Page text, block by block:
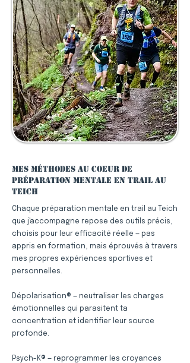
Mes méthodes au coeur de
préparation mentale en trail au
Teich
Chaque préparation mentale en trail au Teich
que j'accompagne repose des outils précis,
choisis pour leur efficacité réelle — pas
appris en formation, mais éprouvés à travers
mes propres expériences sportives et
personnelles.
Dépolarisation® — neutraliser les charges
émotionnelles qui parasitent ta
concentration et identifier leur source
profonde.
Psych-K® — reprogrammer les croyances